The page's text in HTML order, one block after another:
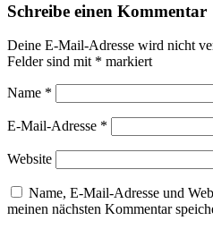
Schreibe einen Kommentar
Deine E-Mail-Adresse wird nicht
Felder sind mit * markiert
Name *
E-Mail-Adresse *
Website
Name, E-Mail-Adresse und
meinen nächsten Kommentar